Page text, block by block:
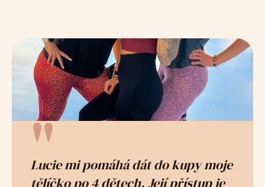
"
Lucie mi pomáhá dát do kupy moje
tělíčko po 4 dětech. Její přístup je